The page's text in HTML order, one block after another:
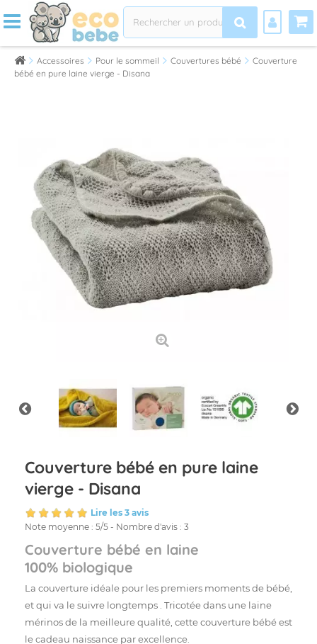
Accessoires Pour le sommeil Couvertures bébé
Couverture
bébé en pure laine vierge - Disana
Couverture bébé en pure laine
vierge - Disana
Lire les 3 avis
Note moyenne : 5/5 - Nombre d'avis : 3
Couverture bébé en laine
100% biologique
La couverture idéale pour les premiers moments de bébé,
et qui va le suivre longtemps . Tricotée dans une laine
mérinos de la meilleure qualité, cette couverture bébé est
le cadeau naissance par excellence.